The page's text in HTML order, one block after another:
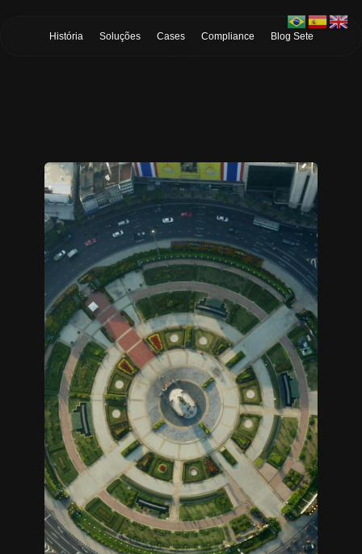
História Soluções Cases Compliance Blog Sete